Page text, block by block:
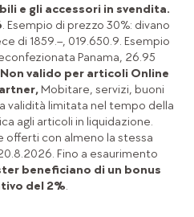
e gli accessori in svendita.
. Esempio di prezzo 30%: divano
di 1859.–, 019.650.9. Esempio
Panama, 26.95
Non valido per articoli Online
Mobitare, servizi, buoni
validità limitata nel tempo della
agli articoli in liquidazione.
offerti con almeno la stessa
Fino a esaurimento
beneficiano di un bonus
del 2%.